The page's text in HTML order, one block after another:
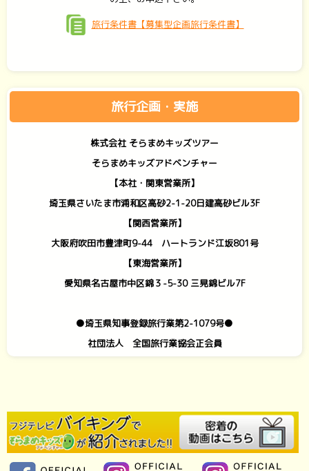
旅行条件書【募集型企画旅行条件書】
旅行企画・実施
株式会社 そらまめキッズツアー
そらまめキッズアドベンチャー
【本社・関東営業所】
埼玉県さいたま市浦和区高砂2-1-20日建高砂ビル3F
【関西営業所】
大阪府吹田市豊津町9-44 ハートランド江坂801号
【東海営業所】
愛知県名古屋市中区錦３-5-30 三晃錦ビル7F
●埼玉県知事登録旅行業第2-1079号●
社団法人 全国旅行業協会正会員